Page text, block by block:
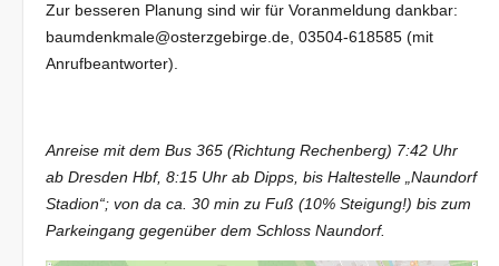
Zur besseren Planung sind wir für Voranmeldung dankbar:
baumdenkmale@osterzgebirge.de, 03504-618585 (mit
Anrufbeantworter).
Anreise mit dem Bus 365 (Richtung Rechenberg) 7:42 Uhr
ab Dresden Hbf, 8:15 Uhr ab Dipps, bis Haltestelle „Naundorf
Stadion“; von da ca. 30 min zu Fuß (10% Steigung!) bis zum
Parkeingang gegenüber dem Schloss Naundorf.